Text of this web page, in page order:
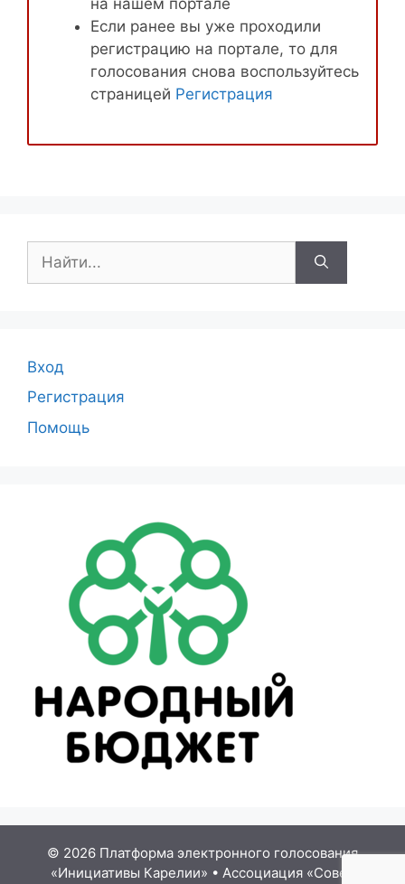
Если ранее вы уже проходили
регистрацию на портале, то для
голосования снова воспользуйтесь
страницей Регистрация
Вход
Регистрация
Помощь
© 2026 Платформа электронного голосования
«Инициативы Карелии» • Ассоциация «Совет